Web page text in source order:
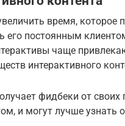
время, которое
его постоянным
чаще
интерактивного
фидбеки от своих
и могут лучше узнать